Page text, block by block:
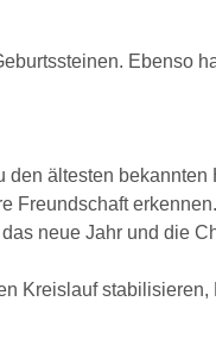
Ebenso
den ältesten bekannten
Freundschaft erkennen.
neue Jahr und die
Kreislauf